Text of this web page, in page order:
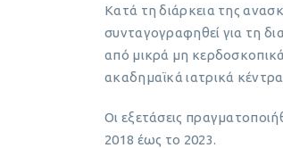
Κατά τη διάρκεια της
συνταγογραφηθεί για τη
από μικρά μη
ακαδημαϊκά ιατρικά
Οι εξετάσεις
2018 έως το 2023.